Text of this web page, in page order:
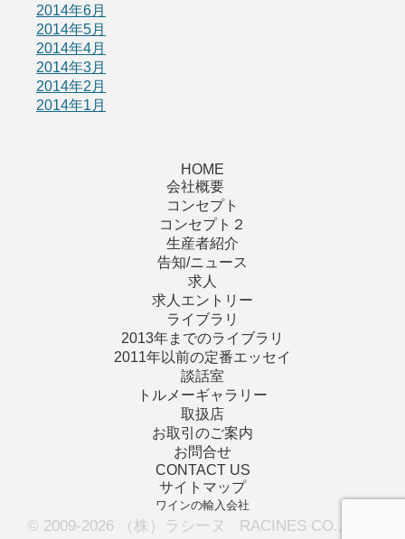
2014年6月
2014年5月
2014年4月
2014年3月
2014年2月
2014年1月
HOME
会社概要
コンセプト
コンセプト２
生産者紹介
告知/ニュース
求人
求人エントリー
ライブラリ
2013年までのライブラリ
2011年以前の定番エッセイ
談話室
トルメーギャラリー
取扱店
お取引のご案内
お問合せ
CONTACT US
サイトマップ
ワインの輸入会社
© 2009-2026 （株）ラシーヌ RACINES CO., LTD.